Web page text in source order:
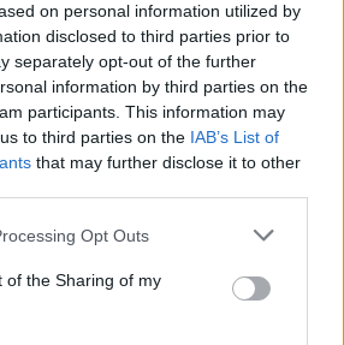
on personal information utilized by
disclosed to third parties prior to
separately opt-out of the further
information by third parties on the
participants. This information may
to third parties on the IAB’s List of
that may further disclose it to other
app uses one or more Google
or usage behaviour. You may click to
to Google and its third-party tags to
specified purposes in below Google
Opt Outs
of the Sharing of my
en honor al presidente de Paraguay, Santiago
Ocampos. Doña Letizia se ha equivocado de
el posado para que la prensa pudiera hacer las
poco después ha reculado ante la atenta y
#reinaletizia #protocolo #royal #casareal
♬ sonido original - LECTURAS
προκάλεσε, εκτός από
κούρεμα. Η Λετίθια